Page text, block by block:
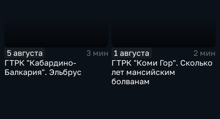
5 августа
3 мин
ГТРК "Кабардино-
Балкария". Эльбрус
1 августа
2 мин
ГТРК "Коми Гор". Сколько
лет мансийским
болванам